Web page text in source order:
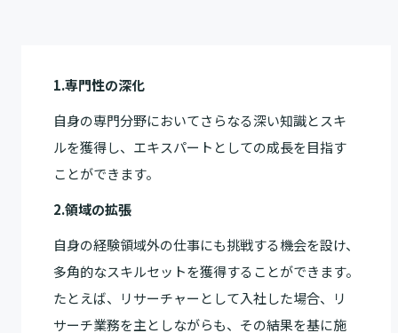
1.専門性の深化
自身の専門分野においてさらなる深い知識とスキ
ルを獲得し、エキスパートとしての成長を目指す
ことができます。
2.領域の拡張
自身の経験領域外の仕事にも挑戦する機会を設け、
多角的なスキルセットを獲得することができます。
たとえば、リサーチャーとして入社した場合、リ
サーチ業務を主としながらも、その結果を基に施